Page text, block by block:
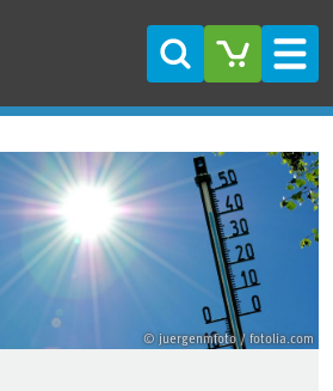
Suche
© juergenmfoto / fotolia.com